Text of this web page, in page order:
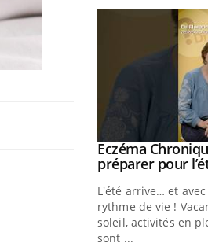
Youtube
Eczéma
préparer pour
L'été arrive… et
rythme de vie !
soleil, activités en
sont ...